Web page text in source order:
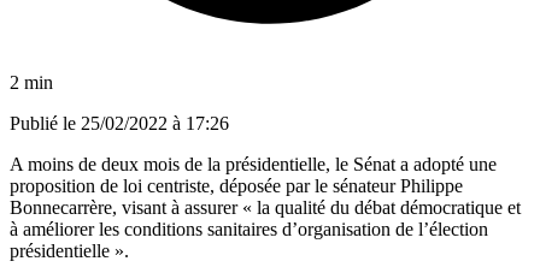
2 min
Publié le 25/02/2022 à 17:26
A moins de deux mois de la présidentielle, le Sénat a adopté une
proposition de loi centriste, déposée par le sénateur Philippe
Bonnecarrère, visant à assurer « la qualité du débat démocratique et
à améliorer les conditions sanitaires d’organisation de l’élection
présidentielle ».